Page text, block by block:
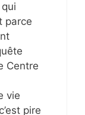
parce
Centre
vie
pire